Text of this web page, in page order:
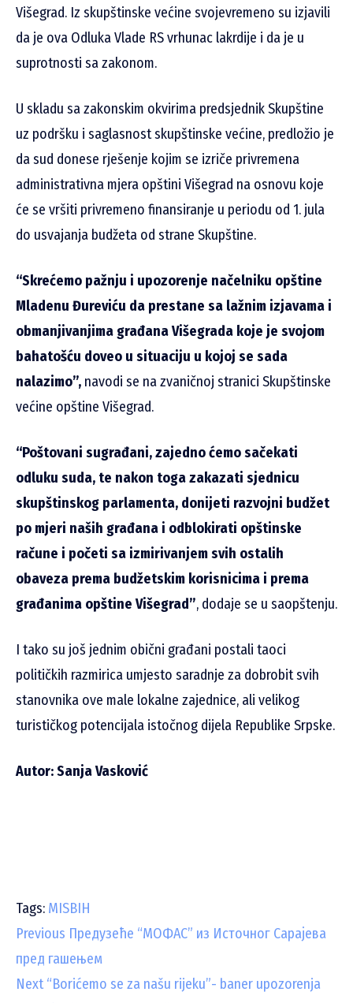
Višegrad. Iz skupštinske većine svojevremeno su izjavili
da je ova Odluka Vlade RS vrhunac lakrdije i da je u
suprotnosti sa zakonom.
U skladu sa zakonskim okvirima predsjednik Skupštine
uz podršku i saglasnost skupštinske većine, predložio je
da sud donese rješenje kojim se izriče privremena
administrativna mjera opštini Višegrad na osnovu koje
će se vršiti privremeno finansiranje u periodu od 1. jula
do usvajanja budžeta od strane Skupštine.
“Skrećemo pažnju i upozorenje načelniku opštine
Mladenu Đureviću da prestane sa lažnim izjavama i
obmanjivanjima građana Višegrada koje je svojom
bahatošću doveo u situaciju u kojoj se sada
nalazimo”, navodi se na zvaničnoj stranici Skupštinske
većine opštine Višegrad.
“Poštovani sugrađani, zajedno ćemo sačekati
odluku suda, te nakon toga zakazati sjednicu
skupštinskog parlamenta, donijeti razvojni budžet
po mjeri naših građana i odblokirati opštinske
račune i početi sa izmirivanjem svih ostalih
obaveza prema budžetskim korisnicima i prema
građanima opštine Višegrad”, dodaje se u saopštenju.
I tako su još jednim obični građani postali taoci
političkih razmirica umjesto saradnje za dobrobit svih
stanovnika ove male lokalne zajednice, ali velikog
turističkog potencijala istočnog dijela Republike Srpske.
Autor: Sanja Vasković
Tags: MISBIH
C
o
n
Previous Предузеће “МОФАС” из Источног Сарајева
пред гашењем
Next“Borićemo se za našu rijeku”- baner upozorenja